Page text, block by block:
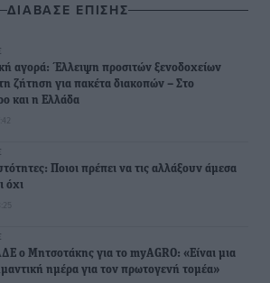
ΔΙΑΒΑΣΕ ΕΠΙΣΗΣ
αγορά: Έλλειψη προσιτών ξενοδοχείων
ζήτηση για πακέτα διακοπών – Στο
και η Ελλάδα
Ποιοι πρέπει να τις αλλάξουν άμεσα
όχι
ο Μητσοτάκης για το myAGRO: «Είναι μια
ημέρα για τον πρωτογενή τομέα»